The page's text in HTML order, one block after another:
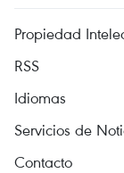
Propiedad
RSS
Idiomas
Servicios de
Contacto